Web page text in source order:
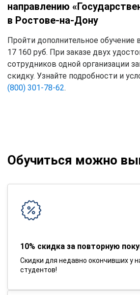
направлению
в Ростове-на-Дону
Пройти дополнительное
17 160 руб. При заказе двух
сотрудников одной организации
скидку. Узнайте подробности и
(800) 301-78-62.
Обучиться можно
10% скидка за повторную
Скидки для недавно окончивших у
студентов!